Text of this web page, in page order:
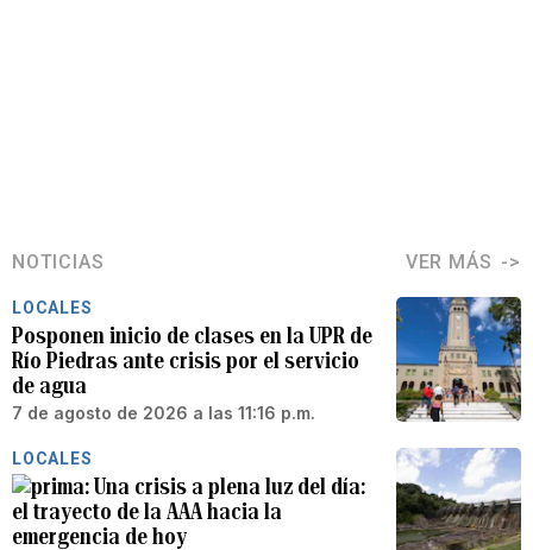
NOTICIAS VER MÁS
LOCALES
Posponen inicio de clases en la UPR de
Río Piedras ante crisis por el servicio
de agua
7 de agosto de 2026 a las 11:16 p.m.
LOCALES
Una crisis a plena luz del día:
el trayecto de la AAA hacia la
emergencia de hoy